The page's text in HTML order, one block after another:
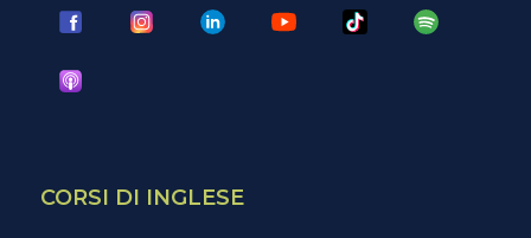
CORSI DI INGLESE